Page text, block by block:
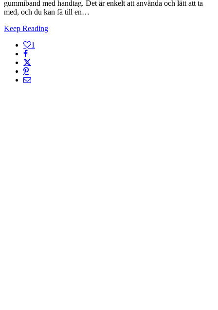
gummiband med handtag. Det är enkelt att använda och lätt att ta
med, och du kan få till en…
Keep Reading
1